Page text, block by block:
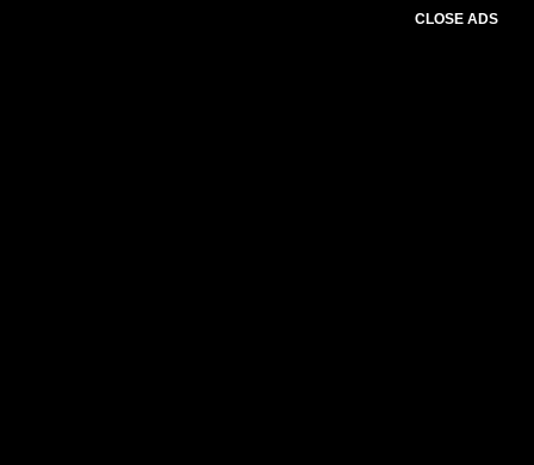
CLOSE ADS